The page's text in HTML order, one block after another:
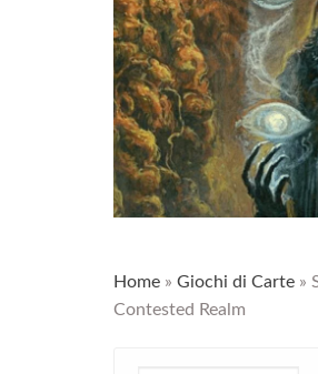
Home » Giochi di Carte »
Contested Realm